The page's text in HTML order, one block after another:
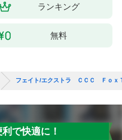
（１）ランキング
無料
フェイト/エクストラ ＣＣＣ Ｆｏｘ
で快適に！